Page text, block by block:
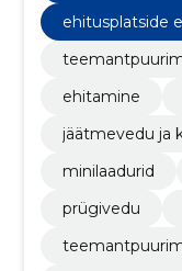
ehitusplatside
ehitamine
jäätmevedu ja
minilaadurid
prügivedu